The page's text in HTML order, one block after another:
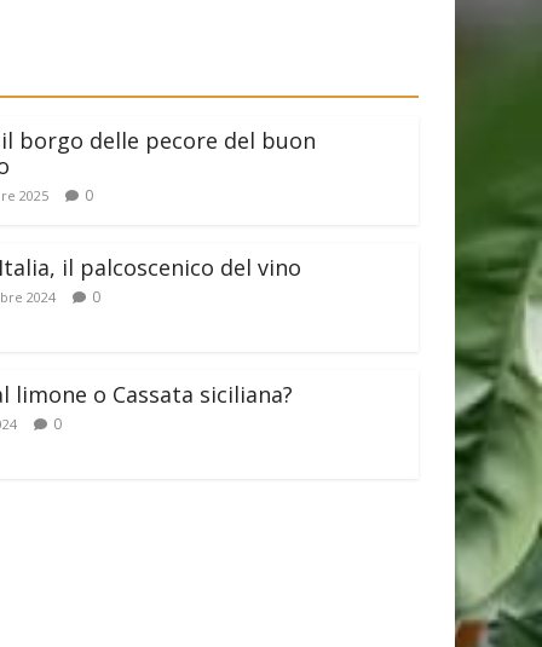
borgo delle pecore del buon
2025 0
il palcoscenico del vino
2024 0
limone o Cassata siciliana?
0